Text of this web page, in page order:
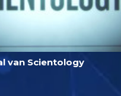
van Scientology